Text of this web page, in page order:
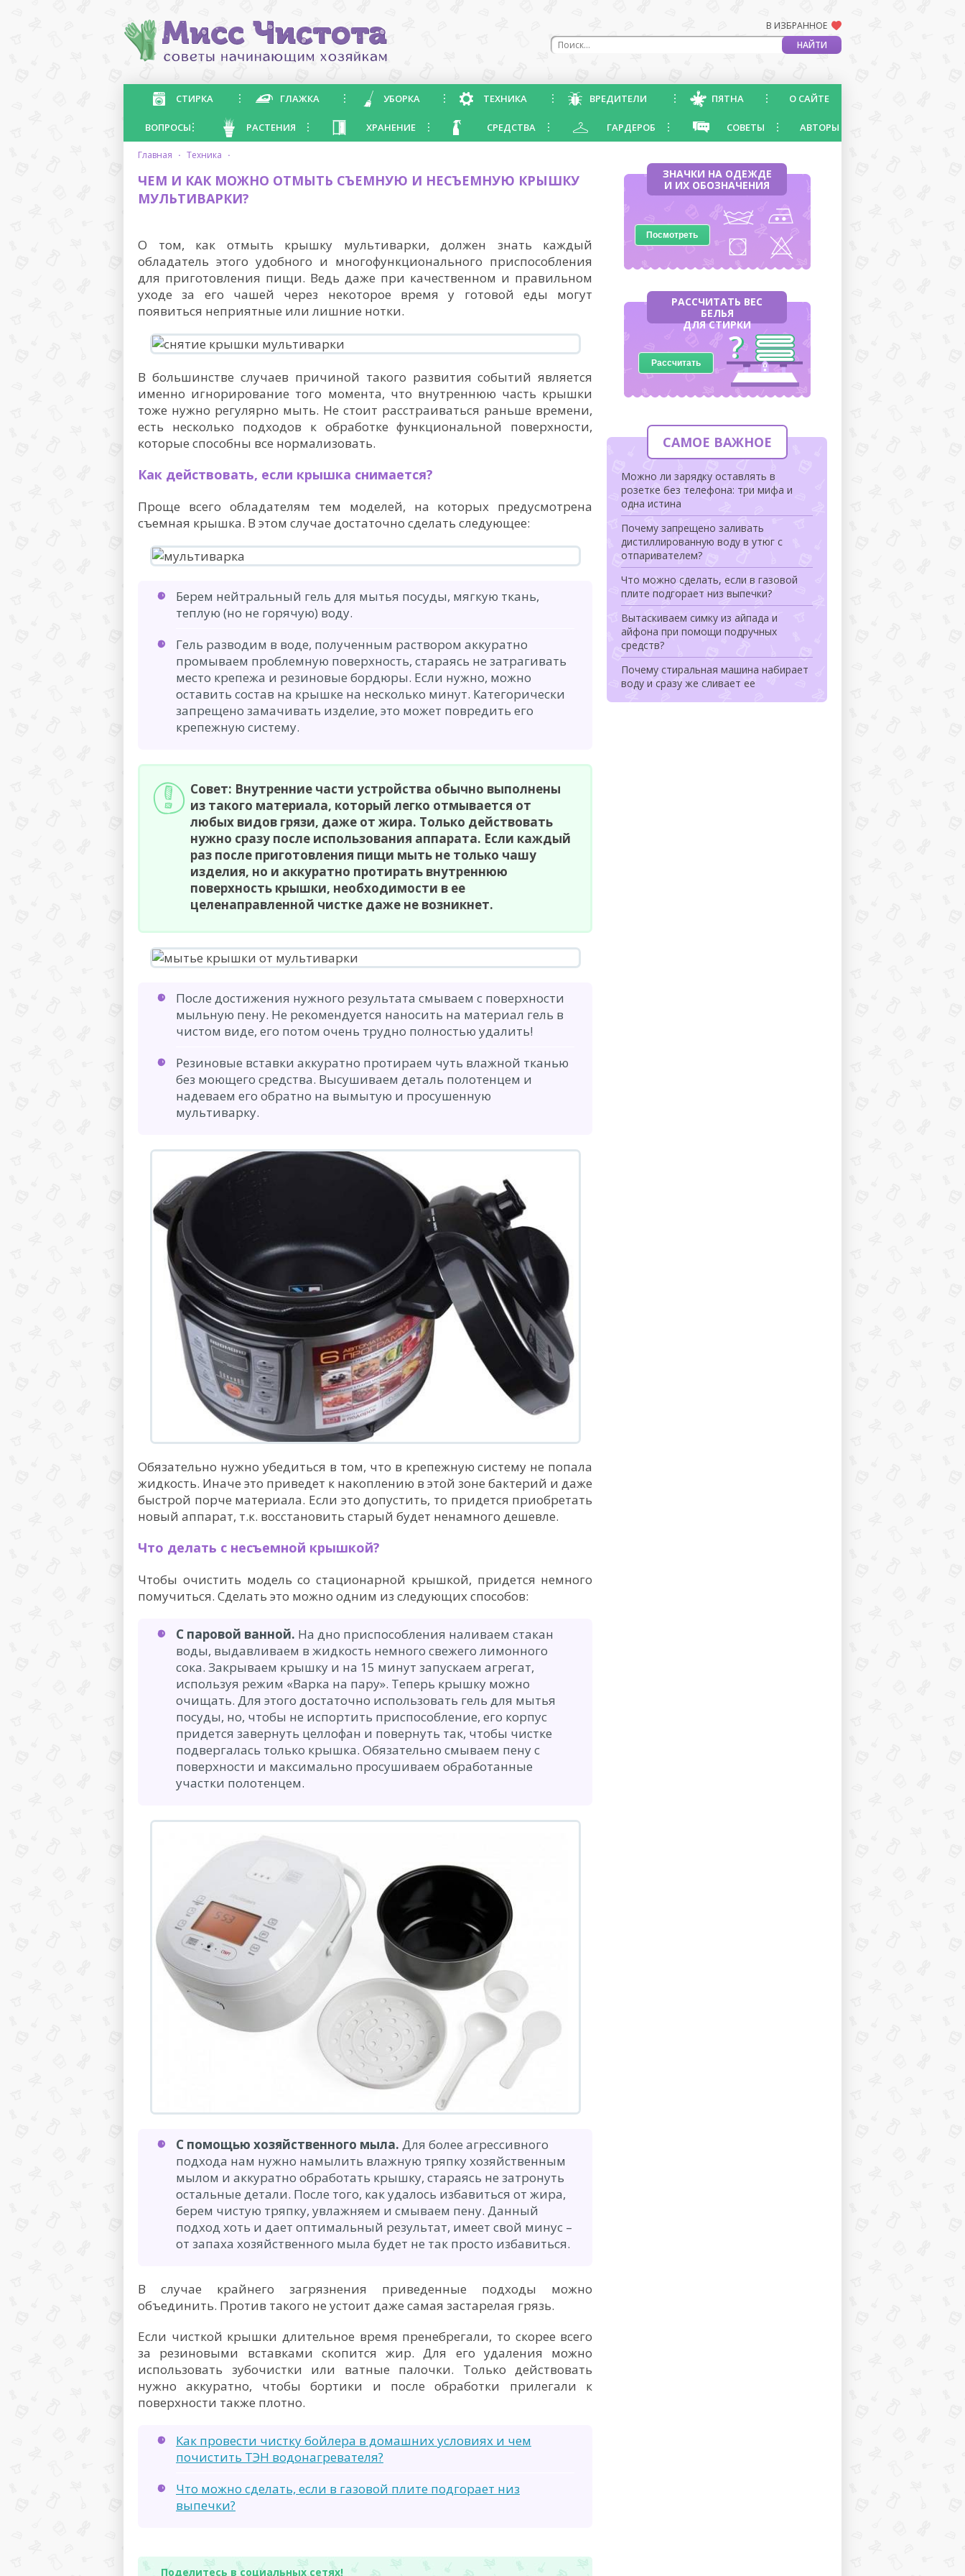
В ИЗБРАННОЕ
СТИРКА ГЛАЖКА УБОРКА ТЕХНИКА ВРЕДИТЕЛИ ПЯТНА О САЙТЕ
ВОПРОСЫ РАСТЕНИЯ ХРАНЕНИЕ СРЕДСТВА ГАРДЕРОБ СОВЕТЫ АВТОРЫ
главная · техника ·
ЧЕМ И КАК МОЖНО ОТМЫТЬ СЪЕМНУЮ И НЕСЪЕМНУЮ КРЫШКУ
МУЛЬТИВАРКИ?
О том, как отмыть крышку мультиварки, должен знать каждый
обладатель этого удобного и многофункционального приспособления
для приготовления пищи. Ведь даже при качественном и правильном
уходе за его чашей через некоторое время у готовой еды могут
появиться неприятные или лишние нотки.
В большинстве случаев причиной такого развития событий является
именно игнорирование того момента, что внутреннюю часть крышки
тоже нужно регулярно мыть. Не стоит расстраиваться раньше времени,
есть несколько подходов к обработке функциональной поверхности,
которые способны все нормализовать.
Как действовать, если крышка снимается?
Проще всего обладателям тем моделей, на которых предусмотрена
съемная крышка. В этом случае достаточно сделать следующее:
Берем нейтральный гель для мытья посуды, мягкую ткань,
теплую (но не горячую) воду.
Гель разводим в воде, полученным раствором аккуратно
промываем проблемную поверхность, стараясь не затрагивать
место крепежа и резиновые бордюры. Если нужно, можно
оставить состав на крышке на несколько минут. Категорически
запрещено замачивать изделие, это может повредить его
крепежную систему.
Совет: Внутренние части устройства обычно выполнены
из такого материала, который легко отмывается от
любых видов грязи, даже от жира. Только действовать
нужно сразу после использования аппарата. Если каждый
раз после приготовления пищи мыть не только чашу
изделия, но и аккуратно протирать внутреннюю
поверхность крышки, необходимости в ее
целенаправленной чистке даже не возникнет.
После достижения нужного результата смываем с поверхности
мыльную пену. Не рекомендуется наносить на материал гель в
чистом виде, его потом очень трудно полностью удалить!
Резиновые вставки аккуратно протираем чуть влажной тканью
без моющего средства. Высушиваем деталь полотенцем и
надеваем его обратно на вымытую и просушенную
мультиварку.
Обязательно нужно убедиться в том, что в крепежную систему не попала
жидкость. Иначе это приведет к накоплению в этой зоне бактерий и даже
быстрой порче материала. Если это допустить, то придется приобретать
новый аппарат, т.к. восстановить старый будет ненамного дешевле.
Что делать с несъемной крышкой?
Чтобы очистить модель со стационарной крышкой, придется немного
помучиться. Сделать это можно одним из следующих способов:
С паровой ванной. На дно приспособления наливаем стакан
воды, выдавливаем в жидкость немного свежего лимонного
сока. Закрываем крышку и на 15 минут запускаем агрегат,
используя режим «Варка на пару». Теперь крышку можно
очищать. Для этого достаточно использовать гель для мытья
посуды, но, чтобы не испортить приспособление, его корпус
придется завернуть целлофан и повернуть так, чтобы чистке
подвергалась только крышка. Обязательно смываем пену с
поверхности и максимально просушиваем обработанные
участки полотенцем.
С помощью хозяйственного мыла. Для более агрессивного
подхода нам нужно намылить влажную тряпку хозяйственным
мылом и аккуратно обработать крышку, стараясь не затронуть
остальные детали. После того, как удалось избавиться от жира,
берем чистую тряпку, увлажняем и смываем пену. Данный
подход хоть и дает оптимальный результат, имеет свой минус –
от запаха хозяйственного мыла будет не так просто избавиться.
В случае крайнего загрязнения приведенные подходы можно
объединить. Против такого не устоит даже самая застарелая грязь.
Если чисткой крышки длительное время пренебрегали, то скорее всего
за резиновыми вставками скопится жир. Для его удаления можно
использовать зубочистки или ватные палочки. Только действовать
нужно аккуратно, чтобы бортики и после обработки прилегали к
поверхности также плотно.
Как провести чистку бойлера в домашних условиях и чем
почистить ТЭН водонагревателя?
Что можно сделать, если в газовой плите подгорает низ
выпечки?
Поделитесь в социальных сетях!
ЗНАЧКИ НА ОДЕЖДЕ
И ИХ ОБОЗНАЧЕНИЯ
Посмотреть
РАССЧИТАТЬ ВЕС
БЕЛЬЯ
ДЛЯ СТИРКИ
Рассчитать
САМОЕ ВАЖНОЕ
Можно ли зарядку оставлять в
розетке без телефона: три мифа и
одна истина
Почему запрещено заливать
дистиллированную воду в утюг с
отпаривателем?
Что можно сделать, если в газовой
плите подгорает низ выпечки?
Вытаскиваем симку из айпада и
айфона при помощи подручных
средств?
Почему стиральная машина набирает
воду и сразу же сливает ее